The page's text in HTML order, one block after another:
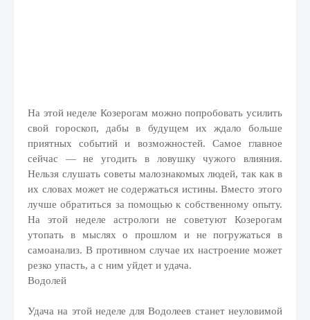
На этой неделе Козерогам можно попробовать усилить
свой гороскоп, дабы в будущем их ждало больше
приятных событий и возможностей. Самое главное
сейчас — не угодить в ловушку чужого влияния.
Нельзя слушать советы малознакомых людей, так как в
их словах может не содержаться истины. Вместо этого
лучше обратиться за помощью к собственному опыту.
На этой неделе астрологи не советуют Козерогам
утопать в мыслях о прошлом и не погружаться в
самоанализ. В противном случае их настроение может
резко упасть, а с ним уйдет и удача.
Водолей
Удача на этой неделе для Водолеев станет неуловимой